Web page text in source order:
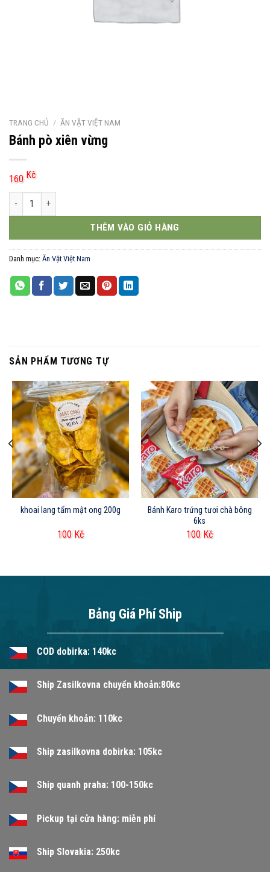
TRANG CHỦ / ĂN VẶT VIỆT NAM
Bánh pò xiên vừng
160 Kč
Bánh pò xiên vừng số lượng
THÊM VÀO GIỎ HÀNG
Danh mục: Ăn Vặt Việt Nam
SẢN PHẨM TƯƠNG TỰ
khoai lang tẩm mật ong 200g
100 Kč
Bánh Karo trứng tươi chà bông
6ks
100 Kč
Bảng Giá Phí Ship
COD dobirka: 140kc
Ship Zasilkovna chuyển khoản:80kc
Chuyển khoản: 110kc
Ship zasilkovna dobirka: 105kc
Ship quanh praha: 100-150kc
Pickup tại cửa hàng: miễn phí
Ship Slovakia: 250kc